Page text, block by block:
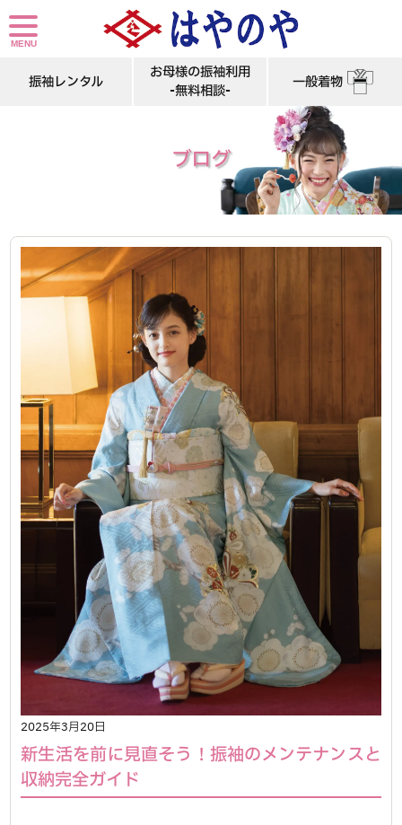
振袖レンタル
お母様の振袖利用
-無料相談-
一般着物
ブログ
2025年3月20日
新生活を前に見直そう！振袖のメンテナンスと
収納完全ガイド